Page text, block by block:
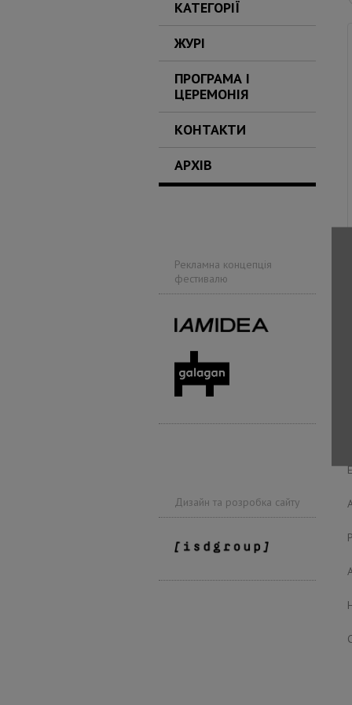
КАТЕГОРІЇ
ЖУРІ
ПРОГРАМА І
ЦЕРЕМОНІЯ
КОНТАКТИ
АРХІВ
Рекламна концепція
фестивалю
Дизайн та розробка сайту